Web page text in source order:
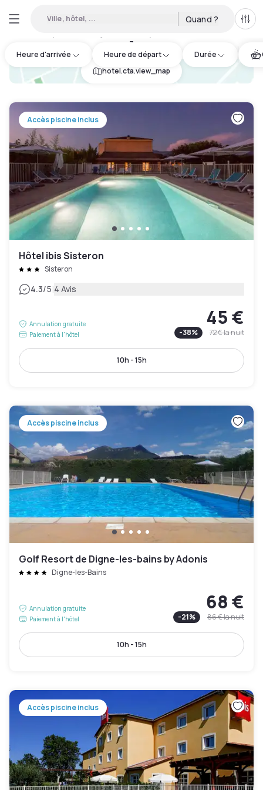
Ville, hôtel, ... Quand ?
Heure d'arrivée Heure de départ Durée
Hôtels disponibles en journée à Alpes-de-Haute-Provence
3
hotel.cta.view_map
Accès piscine inclus
Hôtel ibis Sisteron
Sisteron
4.3/5|4 Avis
Annulation gratuite
Paiement à l'hôtel
45 €
-38% 72 €la nuit
10h - 15h
Accès piscine inclus
Golf Resort de Digne-les-bains by Adonis
Digne-les-Bains
Annulation gratuite
Paiement à l'hôtel
68 €
-21% 86 €la nuit
10h - 15h
Accès piscine inclus